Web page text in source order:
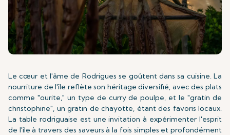
Le cœur et l'âme de Rodrigues se goûtent dans sa cuisine. La
nourriture de l'île reflète son héritage diversifié, avec des plats
comme "ourite," un type de curry de poulpe, et le "gratin de
christophine", un gratin de chayotte, étant des favoris locaux.
La table rodriguaise est une invitation à expérimenter l'esprit
de l'île à travers des saveurs à la fois simples et profondément